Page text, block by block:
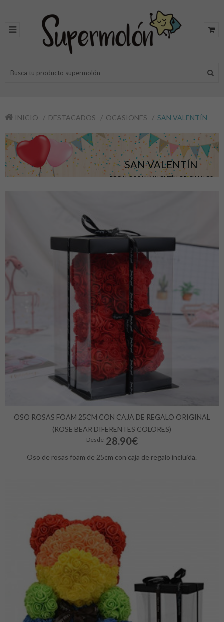
INICIO DESTACADOS OCASIONES SAN VALENTÍN
SAN VALENTÍN
REGALOS SAN VALENTÍN ORIGINALES
OSO ROSAS FOAM 25CM CON CAJA DE REGALO ORIGINAL
(ROSE BEAR DIFERENTES COLORES)
Desde28.90€
Oso de rosas foam de 25cm con caja de regalo incluida.